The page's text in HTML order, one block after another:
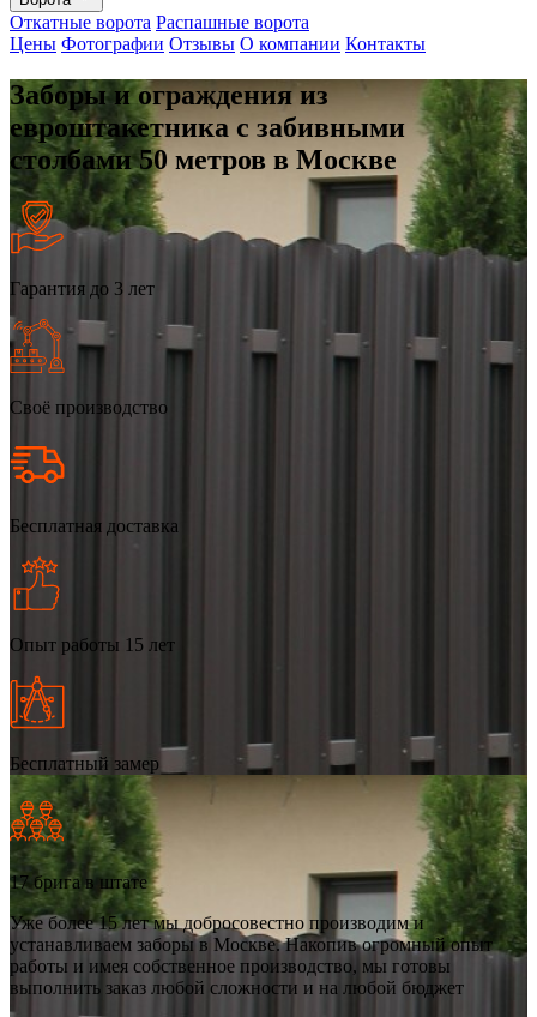
Откатные ворота Распашные ворота
Цены Фотографии Отзывы О компании Контакты
Заборы и ограждения из
евроштакетника с забивными
столбами 50 метров в Москве
Гарантия до 3 лет
Своё производство
Бесплатная доставка
Опыт работы 15 лет
Бесплатный замер
17 брига в штате
Уже более 15 лет мы добросовестно производим и
устанавливаем заборы в Москве. Накопив огромный опыт
работы и имея собственное производство, мы готовы
выполнить заказ любой сложности и на любой бюджет